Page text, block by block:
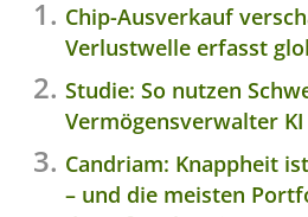
Chip-Ausverkauf
Verlustwelle erfasst
Studie: So nutzen
Vermögensverwalter KI
Candriam: Knappheit
– und die meisten